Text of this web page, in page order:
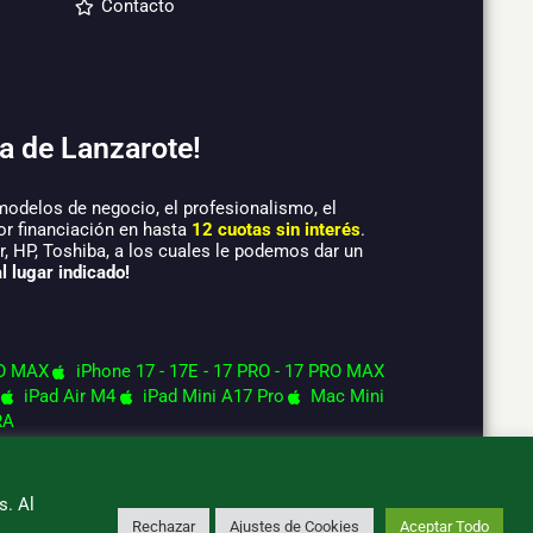
Contacto
de Lanzarote!
de negocio, el profesionalismo, el
financiación en hasta 12 cuotas sin interés.
Toshiba, a los cuales le podemos dar un
lugar indicado!
MAX
iPhone 17 - 17E - 17 PRO - 17 PRO MAX
iPad Air M4
iPad Mini A17 Pro
Mac Mini
Al
Rechazar Ajustes de Cookies Aceptar Todo